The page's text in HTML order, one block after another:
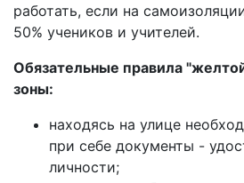
работать, если на
50% учеников и учителей.
Обязательные правила
зоны:
находясь на улице
при себе документы -
личности;